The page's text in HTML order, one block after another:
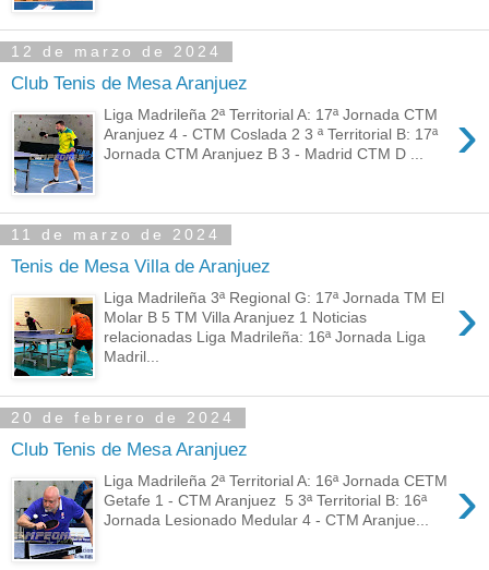
12 de marzo de 2024
Club Tenis de Mesa Aranjuez
›
Liga Madrileña 2ª Territorial A: 17ª Jornada CTM
Aranjuez 4 - CTM Coslada 2 3 ª Territorial B: 17ª
Jornada CTM Aranjuez B 3 - Madrid CTM D ...
11 de marzo de 2024
Tenis de Mesa Villa de Aranjuez
›
Liga Madrileña 3ª Regional G: 17ª Jornada TM El
Molar B 5 TM Villa Aranjuez 1 Noticias
relacionadas Liga Madrileña: 16ª Jornada Liga
Madril...
20 de febrero de 2024
Club Tenis de Mesa Aranjuez
›
Liga Madrileña 2ª Territorial A: 16ª Jornada CETM
Getafe 1 - CTM Aranjuez 5 3ª Territorial B: 16ª
Jornada Lesionado Medular 4 - CTM Aranjue...